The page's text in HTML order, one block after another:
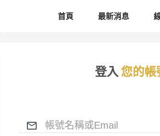
首頁 最新消息
登入您的帳